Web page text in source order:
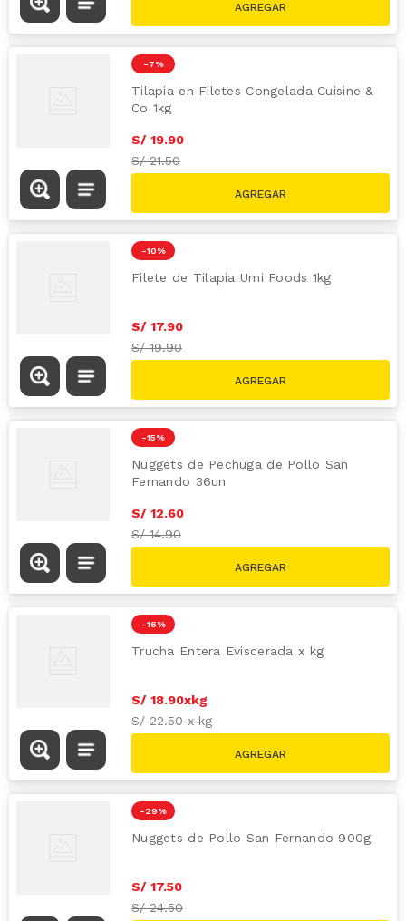
-7 %
Tilapia en Filetes Congelada Cuisine &
Co 1kg
S/ 19.90
S/21.50
-10 %
Filete de Tilapia Umi Foods 1kg
S/ 17.90
S/19.90
-15 %
Nuggets de Pechuga de Pollo San
Fernando 36un
S/ 12.60
S/14.90
-16 %
Trucha Entera Eviscerada x kg
S/ 18.90xkg
S/22.50xkg
-29 %
Nuggets de Pollo San Fernando 900g
S/ 17.50
S/24.50